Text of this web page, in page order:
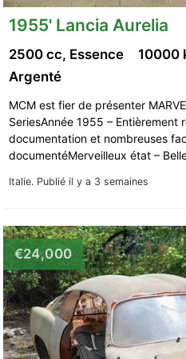
1955' Lancia Aurelia
Italie. Publié il y a 3 semaines
2500 cc, Essence 10000
Argenté
MCM est fier de présenter
SeriesAnnée 1955 – Entièrement
documentation et nombreuses
documentéMerveilleux état –
€24,000